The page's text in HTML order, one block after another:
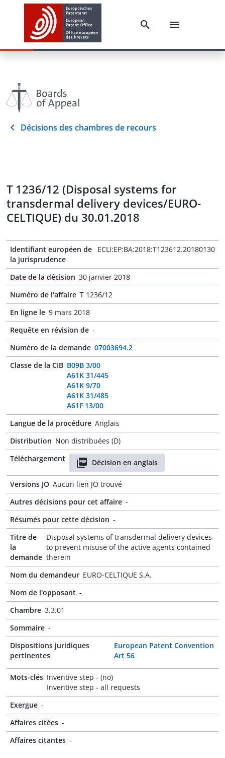
Décisions des chambres de recours
T 1236/12 (Disposal systems for
transdermal delivery devices/EURO-
CELTIQUE) du 30.01.2018
Identifiant européen de
la jurisprudence
ECLI:EP:BA:2018:T123612.20180130
Date de la décision 30 janvier 2018
Numéro de l'affaire T 1236/12
En ligne le 9 mars 2018
Requête en révision de -
Numéro de la demande 07003694.2
Classe de la CIB B09B 3/00
A61K 31/445
A61K 9/70
A61K 31/485
A61F 13/00
Langue de la procédure Anglais
Distribution Non distribuées (D)
Téléchargement
Décision en anglais
Versions JO Aucun lien JO trouvé
Autres décisions pour cet affaire -
Résumés pour cette décision -
Titre de
la
demande
Disposal systems of transdermal delivery devices
to prevent misuse of the active agents contained
therein
Nom du demandeur EURO-CELTIQUE S.A.
Nom de l'opposant -
Chambre 3.3.01
Sommaire -
Dispositions juridiques
pertinentes
European Patent Convention
Art 56
Mots-clés Inventive step - (no)
Inventive step - all requests
Exergue -
Affaires citées -
Affaires citantes -